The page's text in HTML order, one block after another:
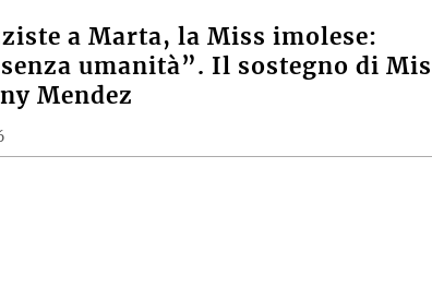
a Marta, la Miss imolese:
umanità”. Il sostegno di Miss